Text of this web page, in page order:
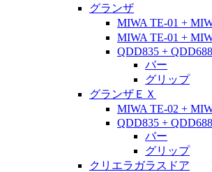
グランザ
MIWA TE-01 +
MIWA TE-01 +
QDD835 +
バー
グリップ
グランザＥＸ
MIWA TE-02 +
QDD835 +
バー
グリップ
クリエラガラスドア